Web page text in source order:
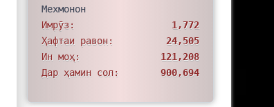
Мехмонон
Имрӯз:
1,772
Ҳафтаи равон:
24,505
Ин моҳ:
121,208
Дар ҳамин сол:
900,694